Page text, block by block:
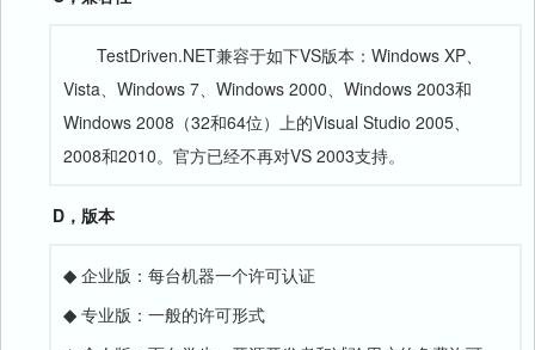
TestDriven.NET兼容于如下VS版本：Windows XP、
Vista、Windows 7、Windows 2000、Windows 2003和
Windows 2008（32和64位）上的Visual Studio 2005、
2008和2010。官方已经不再对VS 2003支持。
D，版本
◆ 企业版：每台机器一个许可认证
◆ 专业版：一般的许可形式